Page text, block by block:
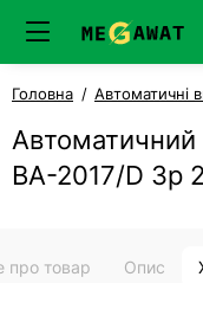
Головна Автоматичні
ВА-2017/D 3р
про товар Опис